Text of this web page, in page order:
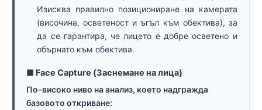
Изисква правилно позициониране на камерата
(височина, осветеност и ъгъл към обектива), за
да се гарантира, че лицето е добре осветено и
обърнато към обектива.
■ Face Capture (Заснемане на лица)
По-високо ниво на анализ, което надгражда
базовото откриване: